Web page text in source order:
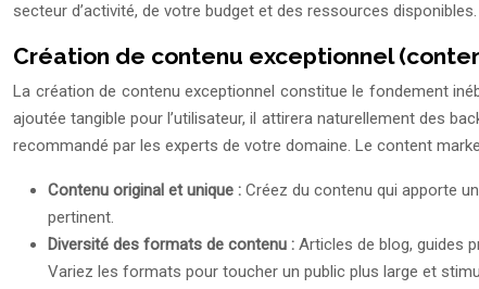
secteur d’activité, de votre budget et des ressources disponibles.
Création de contenu exceptionnel
La création de contenu exceptionnel constitue le fondement
ajoutée tangible pour l’utilisateur, il attirera naturellement des
recommandé par les experts de votre domaine. Le content
Contenu original et unique : Créez du contenu qui apporte
pertinent.
Diversité des formats de contenu : Articles de blog, guides
Variez les formats pour toucher un public plus large et